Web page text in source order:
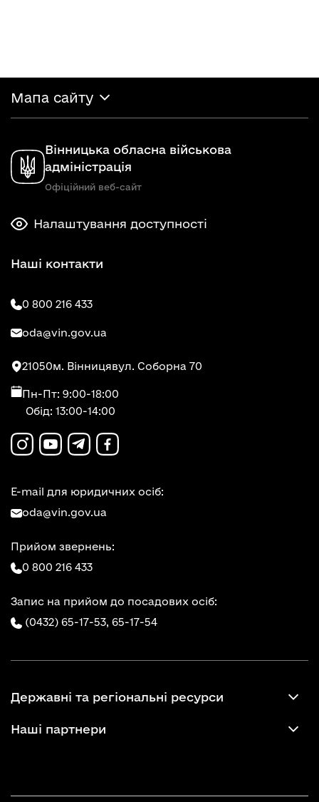
Мапа сайту
Вінницька обласна військова
адміністрація
Офіційний веб-сайт
Налаштування доступності
Наші контакти
0 800 216 433
oda@vin.gov.ua
21050м. Вінницявул. Соборна 70
Пн-Пт: 9:00-18:00
Обід: 13:00-14:00
E-mail для юридичних осіб:
oda@vin.gov.ua
Прийом звернень:
0 800 216 433
Запис на прийом до посадових осіб:
(0432) 65-17-53, 65-17-54
Державні та регіональні ресурси
Наші партнери